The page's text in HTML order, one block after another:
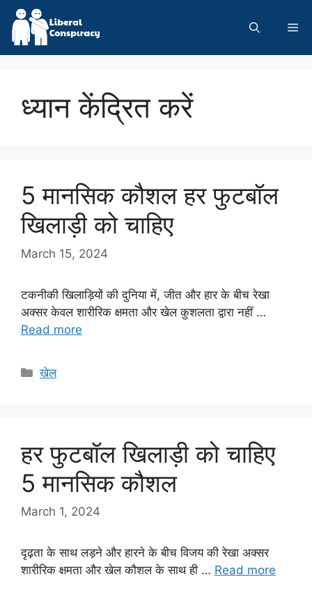
Skip
content
ध्यान केंद्रित करें
5 मानसिक कौशल हर फुटबॉल
खिलाड़ी को चाहिए
March 15, 2024
टकनीकी खिलाड़ियों की दुनिया में, जीत और हार के बीच रेखा
अक्सर केवल शारीरिक क्षमता और खेल कुशलता द्वारा नहीं …
Read more
Categories
खेल
हर फुटबॉल खिलाड़ी को चाहिए
5 मानसिक कौशल
March 1, 2024
दृढ़ता के साथ लड़ने और हारने के बीच विजय की रेखा अक्सर
शारीरिक क्षमता और खेल कौशल के साथ ही … Read more